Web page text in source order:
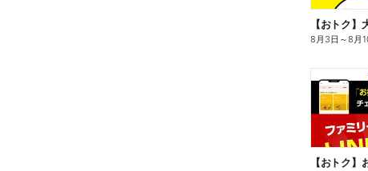
8月3日 ～8月